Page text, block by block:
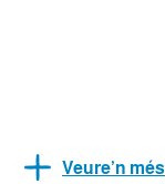
Veure’n més